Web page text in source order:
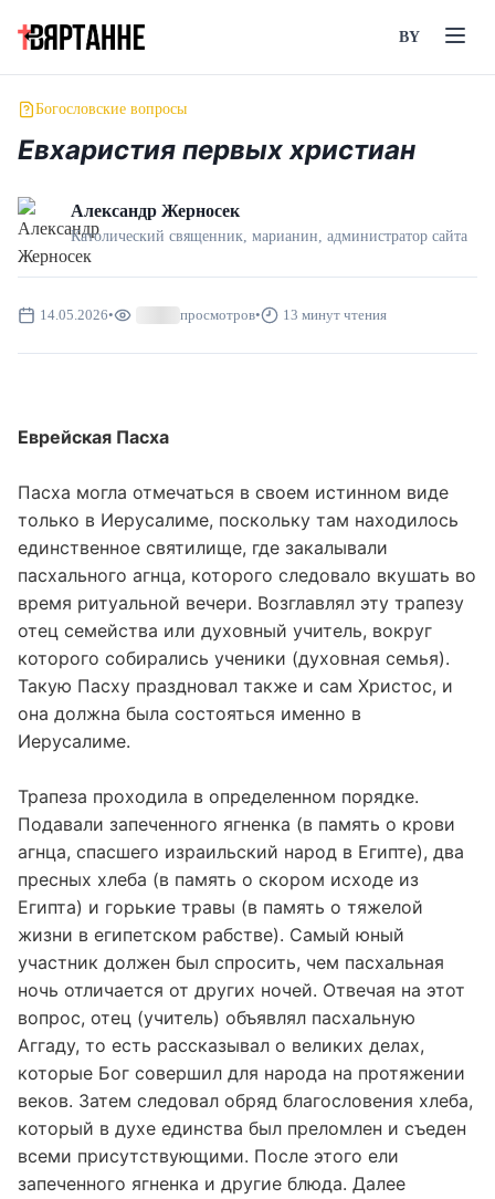
BY
Богословские вопросы
Евхаристия первых христиан
Александр Жерносек
Католический священник, марианин, администратор сайта
14.05.2026• просмотров• 13 минут чтения
Еврейская Пасха
Пасха могла отмечаться в своем истинном виде
только в Иерусалиме, поскольку там находилось
единственное святилище, где закалывали
пасхального агнца, которого следовало вкушать во
время ритуальной вечери. Возглавлял эту трапезу
отец семейства или духовный учитель, вокруг
которого собирались ученики (духовная семья).
Такую ​​Пасху праздновал также и сам Христос, и
она должна была состояться именно в
Иерусалиме.
Трапеза проходила в определенном порядке.
Подавали запеченного ягненка (в память о крови
агнца, спасшего израильский народ в Египте), два
пресных хлеба (в память о скором исходе из
Египта) и горькие травы (в память о тяжелой
жизни в египетском рабстве). Самый юный
участник должен был спросить, чем пасхальная
ночь отличается от других ночей. Отвечая на этот
вопрос, отец (учитель) объявлял пасхальную
Аггаду, то есть рассказывал о великих делах,
которые Бог совершил для народа на протяжении
веков. Затем следовал обряд благословения хлеба,
который в духе единства был преломлен и съеден
всеми присутствующими. После этого ели
запеченного ягненка и другие блюда. Далее